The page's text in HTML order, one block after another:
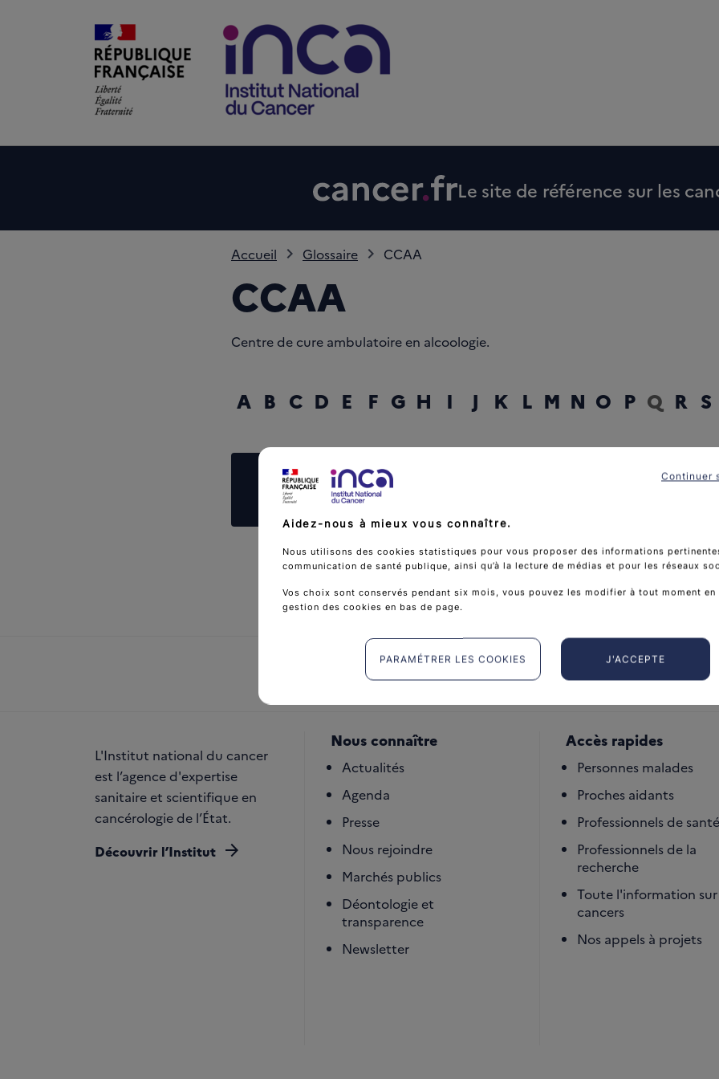
Le site de référence sur les
Accueil Glossaire CCAA
CCAA
Centre de cure ambulatoire en alcoologie.
A B C D E F G H I J K L M N O P Q R S
Rechercher un mot
L'Institut national du cancer
est l’agence d'expertise
sanitaire et scientifique en
cancérologie de l’État.
Découvrir l’Institut arrow_forward
Nous connaître
Actualités
Agenda
Presse
Nous rejoindre
Marchés publics
Déontologie et
transparence
Newsletter
Accès rapides
Personnes malades
Proches aidants
Professionnels de santé
Professionnels de la
recherche
Toute l'information sur
cancers
Nos appels à projets
Aidez-nous à mieux vous connaître.
Nous utilisons des cookies statistiques pour vous proposer des informations
communication de santé publique, ainsi qu’à la lecture de médias et pour les réseaux
Vos choix sont conservés pendant six mois, vous pouvez les modifier à tout moment en
gestion des cookies en bas de page.
J'ACCEPTE
PARAMÉTRER LES COOKIES
Continuer